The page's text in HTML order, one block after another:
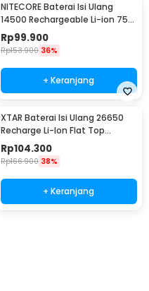
NITECORE Baterai Isi Ulang
14500 Rechargeable Li-ion 750
mAh 3.6 V 1PC - NL1475R
Rp99.900
Rp153.900 36%
+ Keranjang
XTAR Baterai Isi Ulang 26650
Recharge Li-Ion Flat Top
5200mAh 3.6V 1PC
Rp104.300
Rp166.900 38%
+ Keranjang